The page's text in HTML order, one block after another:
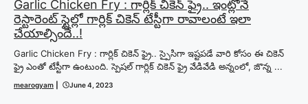
Garlic Chicken Fry : గార్లిక్ చికెన్ ఫ్రై.. ఇంట్లోనే
రెస్టారెంట్ స్టైల్లో గార్లిక్ చికెన్ టేస్టీగా రావాలంటే ఇలా
చేయాల్సిందే..!
Garlic Chicken Fry : గార్లిక్ చికెన్ ఫ్రై.. స్పైసిగా ఇష్టపడే వారి కోసం ఈ చికెన్
ఫ్రై ఎంతో టేస్టీగా ఉంటుంది. స్పెషల్ గార్లిక్ చికెన్ ఫ్రై వేడివేడి అన్నంలో, జొన్న ...
mearogyam June 4, 2023